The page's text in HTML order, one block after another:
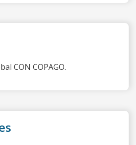
CON COPAGO.